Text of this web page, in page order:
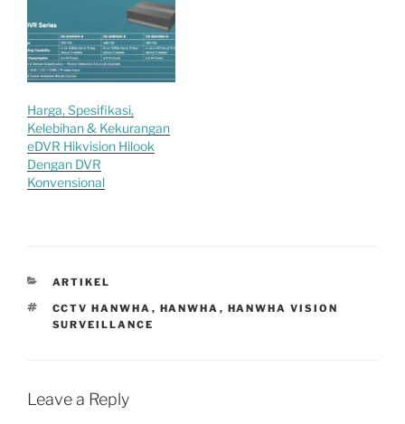
Harga, Spesifikasi,
Kelebihan & Kekurangan
eDVR Hikvision Hilook
Dengan DVR
Konvensional
CATEGORIES
ARTIKEL
TAGS
CCTV HANWHA , HANWHA , HANWHA VISION
SURVEILLANCE
Leave a Reply